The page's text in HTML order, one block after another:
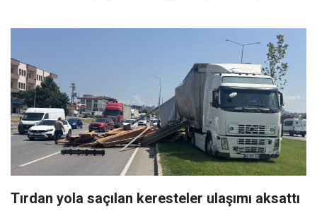
Tırdan yola saçılan keresteler ulaşımı aksattı